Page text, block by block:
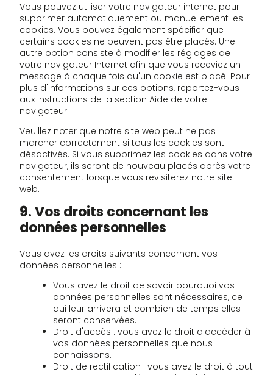
Vous pouvez utiliser votre navigateur internet pour
supprimer automatiquement ou manuellement les
cookies. Vous pouvez également spécifier que
certains cookies ne peuvent pas être placés. Une
autre option consiste à modifier les réglages de
votre navigateur Internet afin que vous receviez un
message à chaque fois qu'un cookie est placé. Pour
plus d'informations sur ces options, reportez-vous
aux instructions de la section Aide de votre
navigateur.
Veuillez noter que notre site web peut ne pas
marcher correctement si tous les cookies sont
désactivés. Si vous supprimez les cookies dans votre
navigateur, ils seront de nouveau placés après votre
consentement lorsque vous revisiterez notre site
web.
9. Vos droits concernant les
données personnelles
Vous avez les droits suivants concernant vos
données personnelles :
Vous avez le droit de savoir pourquoi vos
données personnelles sont nécessaires, ce
qui leur arrivera et combien de temps elles
seront conservées.
Droit d'accès : vous avez le droit d'accéder à
vos données personnelles que nous
connaissons.
Droit de rectification : vous avez le droit à tout